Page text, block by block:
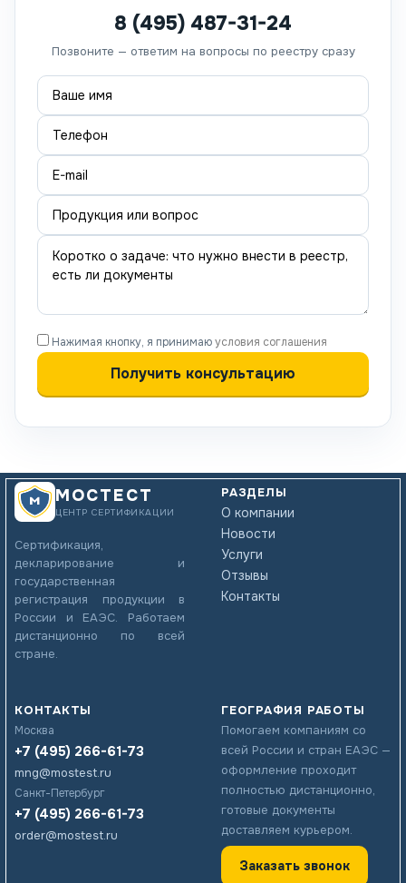
8 (495) 487-31-24
Позвоните — ответим на вопросы по реестру сразу
Нажимая кнопку, я принимаюусловия соглашения
МОСТЕСТ
ЦЕНТР СЕРТИФИКАЦИИ
Сертификация,
декларирование и
государственная
регистрация продукции в
России и ЕАЭС. Работаем
дистанционно по всей
стране.
РАЗДЕЛЫ
О компании
Новости
Услуги
Отзывы
Контакты
КОНТАКТЫ
Москва
+7 (495) 266-61-73
mng@mostest.ru
Санкт-Петербург
+7 (495) 266-61-73
order@mostest.ru
ГЕОГРАФИЯ РАБОТЫ
Помогаем компаниям со
всей России и стран ЕАЭС —
оформление проходит
полностью дистанционно,
готовые документы
доставляем курьером.
Заказать звонок